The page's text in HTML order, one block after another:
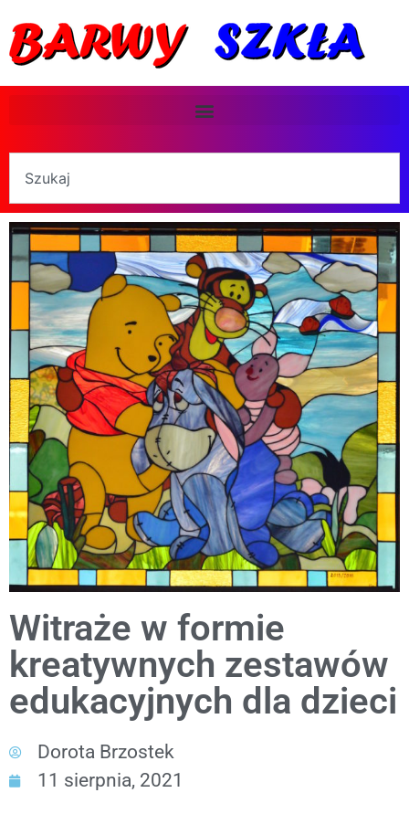
Witraże w formie
kreatywnych zestawów
edukacyjnych dla dzieci
Dorota Brzostek
11 sierpnia, 2021